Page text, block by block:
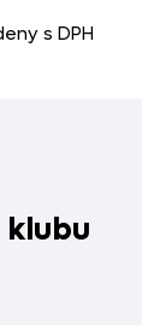
s DPH